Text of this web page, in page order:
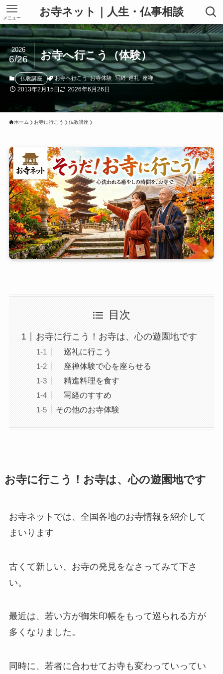
お寺ネット｜人生・仏事相談
メニュー
お寺へ行こう（体験）
2026
6/26
仏教講座 お寺へ行こう お寺体験 写経 巡礼 座禅
2013年2月15日 2026年6月26日
ホーム お寺に行こう 仏教講座
目次
お寺に行こう！お寺は、心の遊園地です
巡礼に行こう
座禅体験で心を座らせる
精進料理を食す
写経のすすめ
その他のお寺体験
お寺に行こう！お寺は、心の遊園地です
お寺ネットでは、全国各地のお寺情報を紹介して
まいります
古くて新しい、お寺の発見をなさってみて下さ
い。
最近は、若い方が御朱印帳をもって巡られる方が
多くなりました。
同時に、若者に合わせてお寺も変わっていってい